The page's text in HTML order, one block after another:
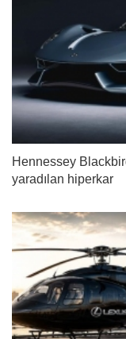
Hennessey
yaradılan hiperkar